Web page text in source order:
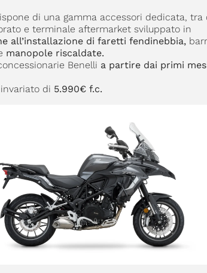
di una gamma accessori dedicata, tra
e terminale aftermarket sviluppato in
all’installazione di faretti fendinebbia,
manopole riscaldate.
Benelli a partire dai primi
invariato di 5.990€ f.c.